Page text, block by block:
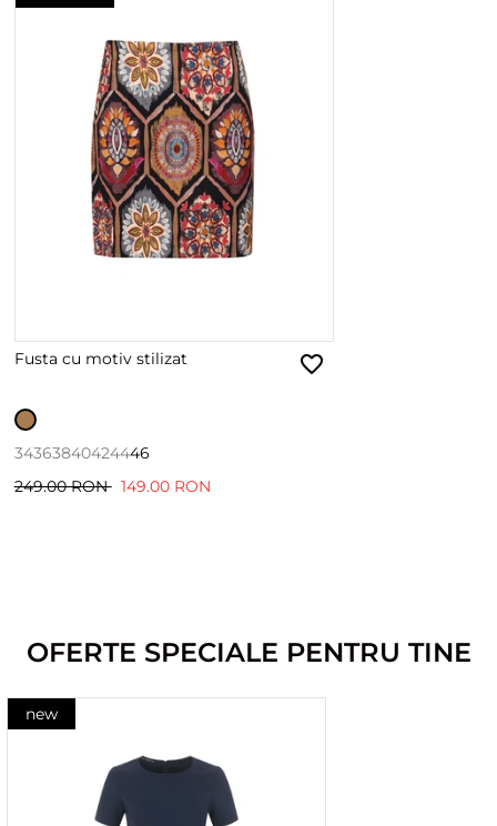
Fusta cu motiv stilizat
34363840424446
249.00 RON 149.00 RON
OFERTE SPECIALE PENTRU TINE
new